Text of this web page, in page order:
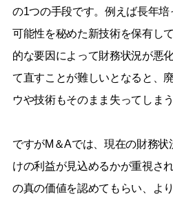
の1つの手段です。例えば長年
可能性を秘めた新技術を保有し
的な要因によって財務状況が悪
て直すことが難しいとなると、
ウや技術もそのまま失ってしま
ですがM＆Aでは、現在の財務
けの利益が見込めるかが重視さ
の真の価値を認めてもらい、よ